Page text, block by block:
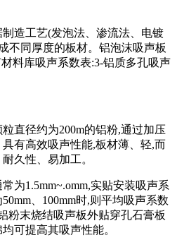
造工艺(发泡法、渗流法、电镀
不同厚度的板材。铝泡沫吸声板
料库吸声系数表:3-铝质多孔吸声
直径约为200m的铝粉,通过加压
有高效吸声性能,板材薄、轻,而
久性、易加工。
为1.5mm~.omm,实贴安装吸声系
、100mm时,则平均吸声系数
粉末烧结吸声板外贴穿孔石膏板
可提高其吸声性能。